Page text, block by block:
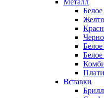
Металл
Белое
Вставки